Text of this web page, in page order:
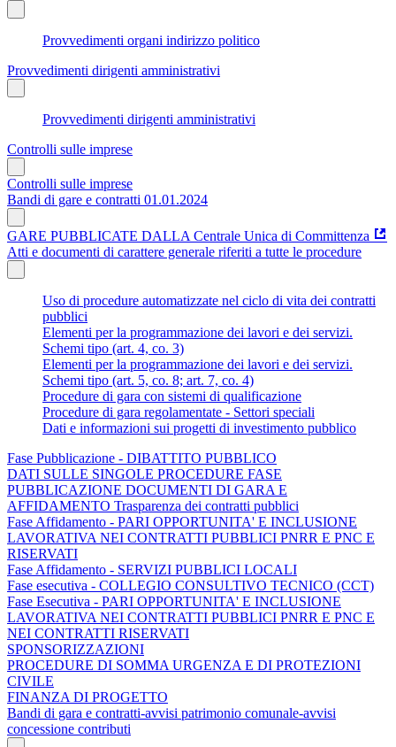
Provvedimenti organi indirizzo politico
Provvedimenti dirigenti amministrativi
Provvedimenti dirigenti amministrativi
Controlli sulle imprese
Controlli sulle imprese
Bandi di gare e contratti 01.01.2024
GARE PUBBLICATE DALLA Centrale Unica di Committenza
Atti e documenti di carattere generale riferiti a tutte le procedure
Uso di procedure automatizzate nel ciclo di vita dei contratti
pubblici
Elementi per la programmazione dei lavori e dei servizi.
Schemi tipo (art. 4, co. 3)
Elementi per la programmazione dei lavori e dei servizi.
Schemi tipo (art. 5, co. 8; art. 7, co. 4)
Procedure di gara con sistemi di qualificazione
Procedure di gara regolamentate - Settori speciali
Dati e informazioni sui progetti di investimento pubblico
Fase Pubblicazione - DIBATTITO PUBBLICO
DATI SULLE SINGOLE PROCEDURE FASE
PUBBLICAZIONE DOCUMENTI DI GARA E
AFFIDAMENTO Trasparenza dei contratti pubblici
Fase Affidamento - PARI OPPORTUNITA' E INCLUSIONE
LAVORATIVA NEI CONTRATTI PUBBLICI PNRR E PNC E
RISERVATI
Fase Affidamento - SERVIZI PUBBLICI LOCALI
Fase esecutiva - COLLEGIO CONSULTIVO TECNICO (CCT)
Fase Esecutiva - PARI OPPORTUNITA' E INCLUSIONE
LAVORATIVA NEI CONTRATTI PUBBLICI PNRR E PNC E
NEI CONTRATTI RISERVATI
SPONSORIZZAZIONI
PROCEDURE DI SOMMA URGENZA E DI PROTEZIONI
CIVILE
FINANZA DI PROGETTO
Bandi di gara e contratti-avvisi patrimonio comunale-avvisi
concessione contributi